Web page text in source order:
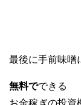
最後に手前味噌
無料でできる
お金稼ぎの投資